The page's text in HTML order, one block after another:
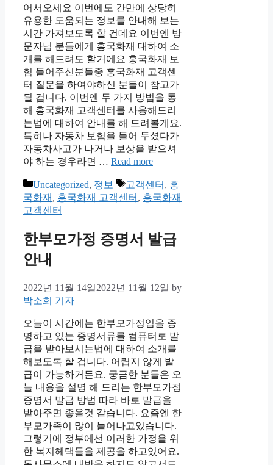
어서오세요 이번에도 간만에 상당히
유용한 도움되는 정보를 안내해 보는
시간 가져보도록 할 건데요 이번엔 방
문자님 분들에게 흥국화재 대하여 소
개를 해드려도 할거에요 흥국화재 보
험 들어주신분들중 흥국화재 고객센
터 질문을 하여야하신 분들이 참고가
될 겁니다. 이번엔 두 가지 방법을 통
해 흥국화재 고객센터를 사용해드리
는법에 대하여 안내를 해 드려볼게요.
특히나 자동차 보험을 들어 두셨다가
자동차사고가 나거나 보상을 받으셔
야 하는 경우라면 … Read more
Categories
Uncategorized, 정보 Tags
고객센터 , 흥
국화재 , 흥국화재 고객센터 , 흥국화재
고객센터
한부모가정 증명서 발급
안내
2022년 11월 14일2022년 11월 12일 by
박소희 기자
오늘이 시간에는 한부모가정임을 증
명하고 있는 증명서류를 컴퓨터로 발
급을 받아보시는법에 대하여 소개를
해보도록 할 겁니다. 어렵지 않게 발
급이 가능하거든요. 궁금한 분들은 오
늘 내용을 설명 해 드리는 한부모가정
증명서 발급 방법 따라 바로 발급을
받아주면 좋을것 같습니다. 요즘엔 한
부모가족이 많이 늘어나고있습니다.
그렇기에 정부에선 이러한 가정을 위
한 복지헤택들을 제공을 하고있어요.